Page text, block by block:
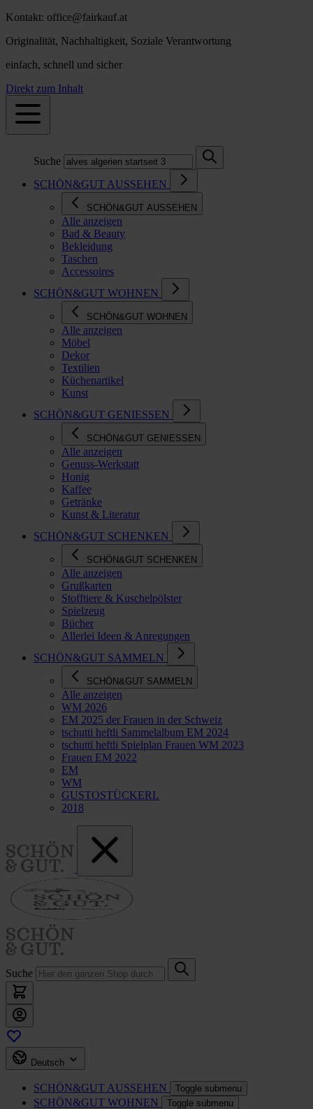
Kontakt: office@fairkauf.at
Originalität, Nachhaltigkeit, Soziale Verantwortung
einfach, schnell und sicher
Direkt zum Inhalt
Suche
SCHÖN&GUT AUSSEHEN
SCHÖN&GUT AUSSEHEN
Alle anzeigen
Bad & Beauty
Bekleidung
Taschen
Accessoires
SCHÖN&GUT WOHNEN
SCHÖN&GUT WOHNEN
Alle anzeigen
Möbel
Dekor
Textilien
Küchenartikel
Kunst
SCHÖN&GUT GENIESSEN
SCHÖN&GUT GENIESSEN
Alle anzeigen
Genuss-Werkstatt
Honig
Kaffee
Getränke
Kunst & Literatur
SCHÖN&GUT SCHENKEN
SCHÖN&GUT SCHENKEN
Alle anzeigen
Grußkarten
Stofftiere & Kuschelpölster
Spielzeug
Bücher
Allerlei Ideen & Anregungen
SCHÖN&GUT SAMMELN
SCHÖN&GUT SAMMELN
Alle anzeigen
WM 2026
EM 2025 der Frauen in der Schweiz
tschutti heftli Sammelalbum EM 2024
tschutti heftli Spielplan Frauen WM 2023
Frauen EM 2022
EM
WM
GUSTOSTÜCKERL
2018
Suche
Deutsch
SCHÖN&GUT AUSSEHEN Toggle submenu
SCHÖN&GUT WOHNEN Toggle submenu